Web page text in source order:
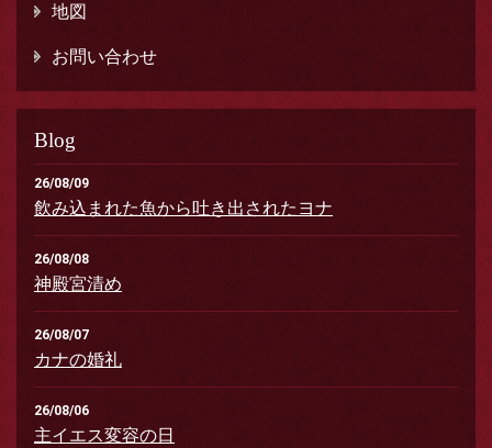
地図
お問い合わせ
Blog
26/08/09
飲み込まれた魚から吐き出されたヨナ
26/08/08
神殿宮清め
26/08/07
カナの婚礼
26/08/06
主イエス変容の日